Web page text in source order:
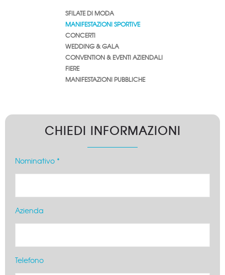
SFILATE DI MODA
MANIFESTAZIONI SPORTIVE
CONCERTI
WEDDING & GALA
CONVENTION & EVENTI AZIENDALI
FIERE
MANIFESTAZIONI PUBBLICHE
CHIEDI INFORMAZIONI
Nominativo *
Azienda
Telefono